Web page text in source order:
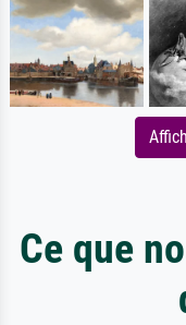
Ce que